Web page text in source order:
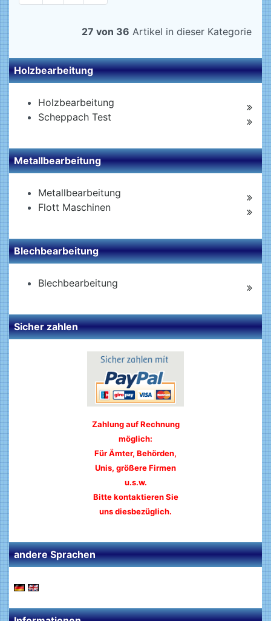
27 von 36 Artikel in dieser Kategorie
Holzbearbeitung
Holzbearbeitung
Scheppach Test
Metallbearbeitung
Metallbearbeitung
Flott Maschinen
Blechbearbeitung
Blechbearbeitung
Sicher zahlen
Zahlung auf Rechnung
möglich:
Für Ämter, Behörden,
Unis, größere Firmen
u.s.w.
Bitte kontaktieren Sie
uns diesbezüglich.
andere Sprachen